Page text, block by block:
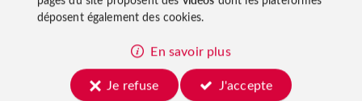
À découvrir
aux
alentours
déposent également des cookies.
En savoir plus
Je refuse
J'accepte